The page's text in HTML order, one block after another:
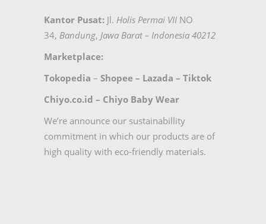
Kantor Pusat: Jl. Holis Permai VII NO
34, Bandung, Jawa Barat – Indonesia 40212
Marketplace:
Tokopedia – Shopee – Lazada – Tiktok
Chiyo.co.id – Chiyo Baby Wear
We’re announce our sustainabillity
commitment in which our products are of
high quality with eco-friendly materials.